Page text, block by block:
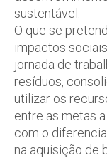
sustentável.
O que se
impactos
jornada de
resíduos,
utilizar os
entre as metas
com o
na aquisição de